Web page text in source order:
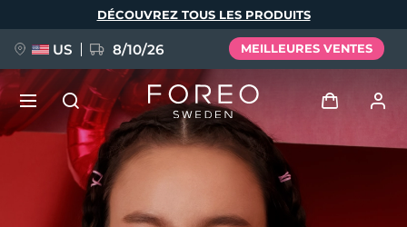
DÉCOUVREZ TOUS LES PRODUITS
US 8/10/26 MEILLEURES VENTES
Se connecter
Profil de l'utilisateur
NOUVEAU
BREAKING NEWS
Langue